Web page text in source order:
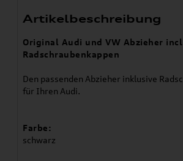
Artikelbeschreibung
Original Audi und VW Abzieher
Radschraubenkappen
Den passenden Abzieher inklusive
für Ihren Audi.
Farbe:
schwarz